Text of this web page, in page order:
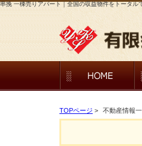
串挽 一棟売りアパート｜全国の収益物件をトータル
TOPページ > 不動産情報